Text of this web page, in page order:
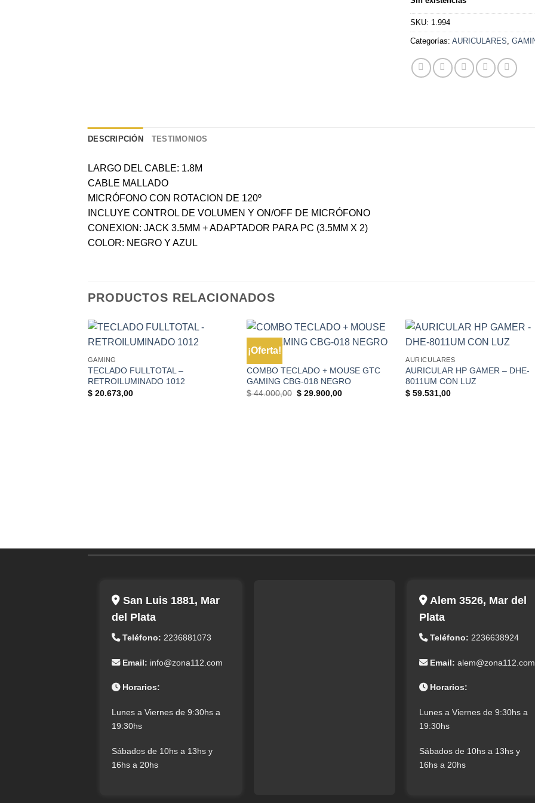
SKU: 1.994
Categorías: AURICULARES
DESCRIPCIÓN TESTIMONIOS
LARGO DEL CABLE: 1.8M
CABLE MALLADO
MICRÓFONO CON ROTACION DE 120º
INCLUYE CONTROL DE VOLUMEN Y ON/OFF DE MICRÓFONO
CONEXION: JACK 3.5MM + ADAPTADOR PARA PC (3.5MM X 2)
COLOR: NEGRO Y AZUL
PRODUCTOS RELACIONADOS
+
GAMING
TECLADO FULLTOTAL –
RETROILUMINADO 1012
$20.673,00
¡Oferta!
+
COMBO TECLADO + MOUSE GTC
GAMING CBG-018 NEGRO
$44.000,00 El
$ 29.900,00El
+
AURICULARES
AURICULAR HP GAMER – DHE-
8011UM CON LUZ
$ 59.531,00
San Luis 1881, Mar
del Plata
Teléfono: 2236881073
Email: info@zona112.com
Horarios:
Lunes a Viernes de 9:30hs a
19:30hs
Sábados de 10hs a 13hs y
16hs a 20hs
Alem 3526, Mar del
Plata
Teléfono: 2236638924
Email: alem@zona112.com
Horarios:
Lunes a Viernes de 9:30hs a
19:30hs
Sábados de 10hs a 13hs y
16hs a 20hs